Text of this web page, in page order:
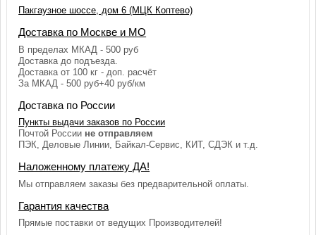
Пакгаузное шоссе, дом 6 (МЦК Коптево)
Доставка по Москве и МО
В пределах МКАД - 500 руб
Доставка до подъезда.
Доставка от 100 кг - доп. расчёт
За МКАД - 500 руб+40 руб/км
Доставка по России
Пункты выдачи заказов по России
Почтой России не отправляем
ПЭК, Деловые Линии, Байкал-Сервис, КИТ, СДЭК и т.д.
Наложенному платежу ДА!
Мы отправляем заказы без предварительной оплаты.
Гарантия качества
Прямые поставки от ведущих Производителей!